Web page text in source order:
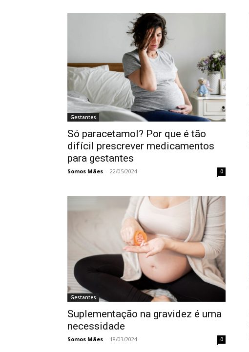
Gestantes
Só paracetamol? Por que é tão
difícil prescrever medicamentos
para gestantes
Somos Mães - 22/05/2024 0
Gestantes
Suplementação na gravidez é uma
necessidade
Somos Mães - 18/03/2024 0